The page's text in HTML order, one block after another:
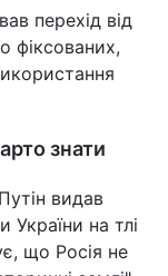
перехід від
фіксованих,
знати
видав
України на тлі
що Росія не